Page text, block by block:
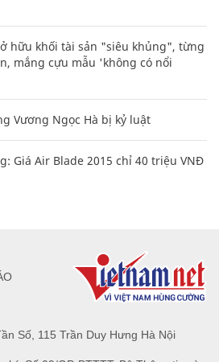
hữu khối tài sản "siêu khủng", từng
mắng cựu mẫu 'không có nổi
Vương Ngọc Hà bị kỷ luật
Giá Air Blade 2015 chỉ 40 triệu VNĐ
Số, 115 Trần Duy Hưng Hà Nội